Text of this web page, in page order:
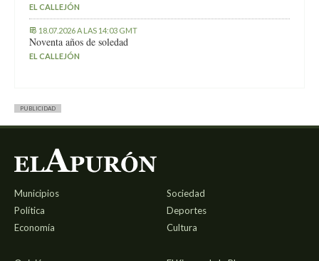
EL CALLEJÓN
18.07.2026 A LAS 14:03 GMT
Noventa años de soledad
EL CALLEJÓN
PUBLICIDAD
Municipios
Política
Economía
Sociedad
Deportes
Cultura